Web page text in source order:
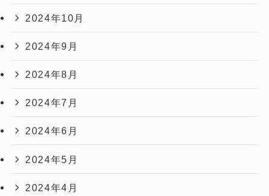
2024年10月
2024年9月
2024年8月
2024年7月
2024年6月
2024年5月
2024年4月